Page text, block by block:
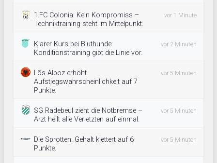
1.FC Colonia: Kein Kompromiss –
Techniktraining steht im Mittelpunkt.
vor 1 Minute
Klarer Kurs bei Bluthunde:
Konditionstraining gibt die Linie vor.
vor 2 Minuten
Lõs Alboz erhöht
Aufstiegswahrscheinlichkeit auf 7
Punkte.
vor 5 Minuten
SG Radebeul zieht die Notbremse –
Arzt heilt alle Verletzten auf einmal.
vor 5 Minuten
Die Sprotten: Gehalt klettert auf 6
Punkte.
vor 5 Minuten